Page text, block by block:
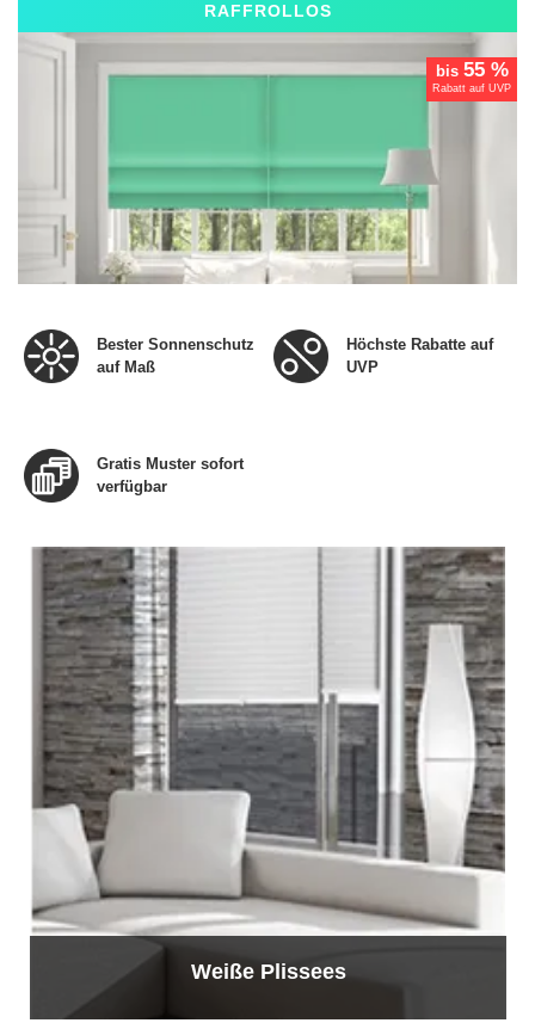
RAFFROLLOS
bis 55 %
Rabatt auf UVP
Bester Sonnenschutz
auf Maß
Höchste Rabatte auf
UVP
Gratis Muster sofort
verfügbar
Weiße Plissees